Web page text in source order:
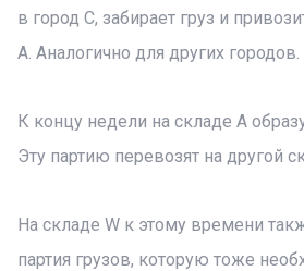
в город C, забирает груз и
А. Аналогично для других городов.
К концу недели на складе А
Эту партию перевозят на другой
На складе W к этому времени
партия грузов, которую тоже